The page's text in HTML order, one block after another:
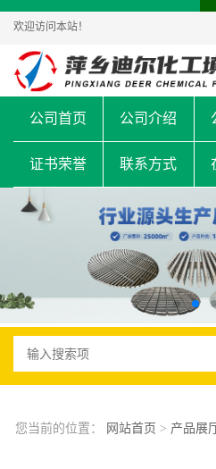
欢迎访问本站！
公司首页 公司介绍
证书荣誉 联系方式
您当前的位置： 网站首页 > 产品展